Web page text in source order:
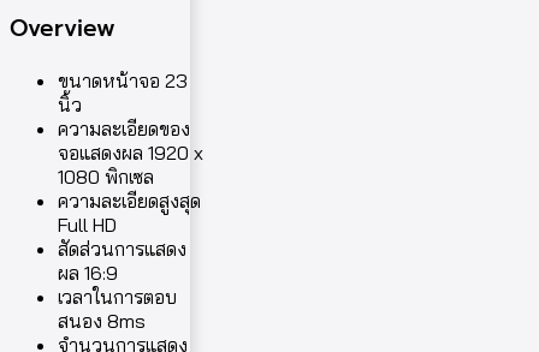
Overview
ขนาดหน้าจอ 23
นิ้ว
ความละเอียดของ
จอแสดงผล 1920 x
1080 พิกเซล
ความละเอียดสูงสุด
Full HD
สัดส่วนการแสดง
ผล 16:9
เวลาในการตอบ
สนอง 8ms
จำนวนการแสดง